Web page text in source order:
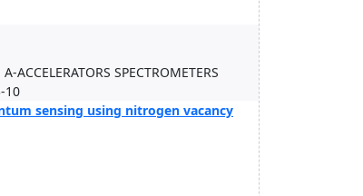
ACCELERATORS SPECTROMETERS
10
sensing using nitrogen vacancy